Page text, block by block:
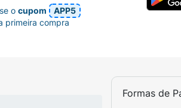
ou porque este medicamento
Formas de
ocupom
APP5
primeira compra